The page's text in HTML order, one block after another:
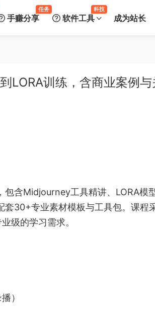
手赚分享
任务
软件工具
科技
成为站长
LORA训练，含商业案例与
含Midjourney工具精讲、LORA模型
30+专业素材模板与工具包。课程
级的学习需求。
）